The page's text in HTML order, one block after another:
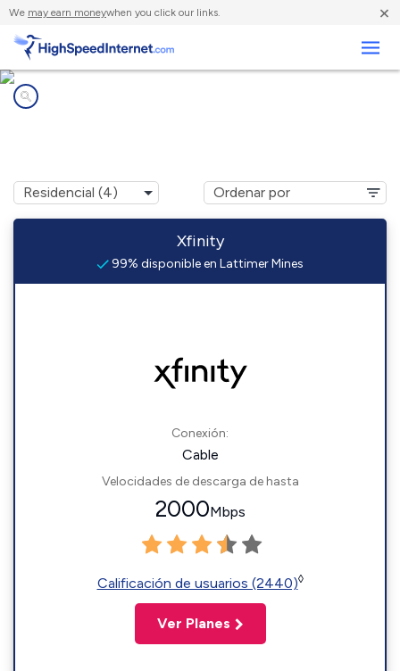
We may earn moneywhen you click our links. ×
Xfinity
99% disponible en Lattimer Mines
Conexión:
Cable
Velocidades de descarga de hasta
2000Mbps
Calificación de usuarios (2440)◊
Ver Planes